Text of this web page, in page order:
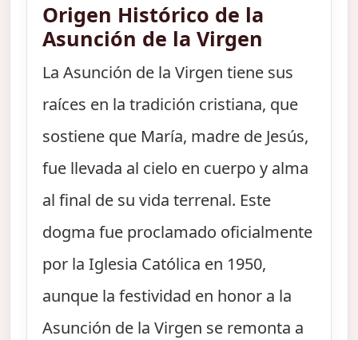
Origen Histórico de la
Asunción de la Virgen
La Asunción de la Virgen tiene sus
raíces en la tradición cristiana, que
sostiene que María, madre de Jesús,
fue llevada al cielo en cuerpo y alma
al final de su vida terrenal. Este
dogma fue proclamado oficialmente
por la Iglesia Católica en 1950,
aunque la festividad en honor a la
Asunción de la Virgen se remonta a